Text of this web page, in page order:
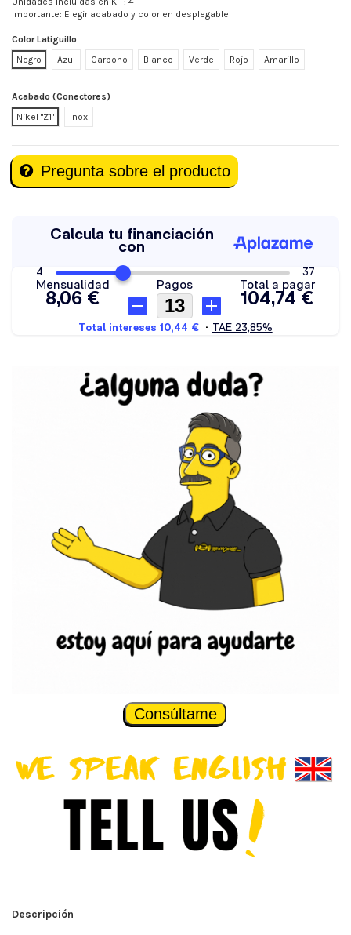
Importante: Elegir acabado y color en desplegable
Color Latiguillo
Negro
Azul Carbono Blanco Verde Rojo Amarillo
Acabado (Conectores)
Nikel "Z1"
Inox
Pregunta sobre el producto
Consúltame
Descripción